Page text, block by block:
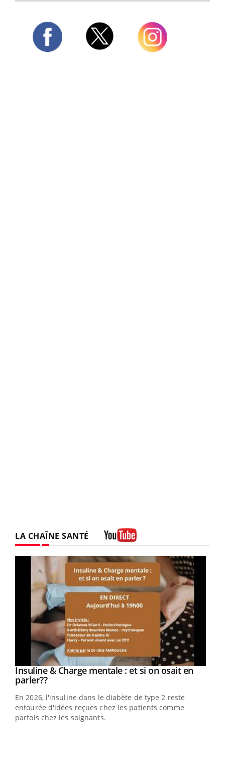
LA CHAÎNE SANTÉ
Youtube
Insuline & Charge mentale : et si on osait en
parler??Youtube
En 2026, l'insuline dans le diabète de type 2 reste
entourée d'idées reçues chez les patients comme
parfois chez les soignants.
Youtube
Eczéma Chronique des Mains : se préparer
pour l’été ! Youtube
L'été arrive… et avec lui, un tout nouveau rythme de vie !
Vacances, plage, piscine, soleil, activités en plein air…
Nos mains sont ...